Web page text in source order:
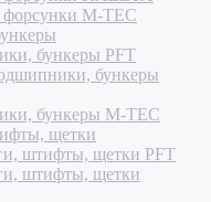
M-TEC
бункеры PFT
бункеры
бункеры M-TEC
щетки
штифты, щетки PFT
штифты, щетки